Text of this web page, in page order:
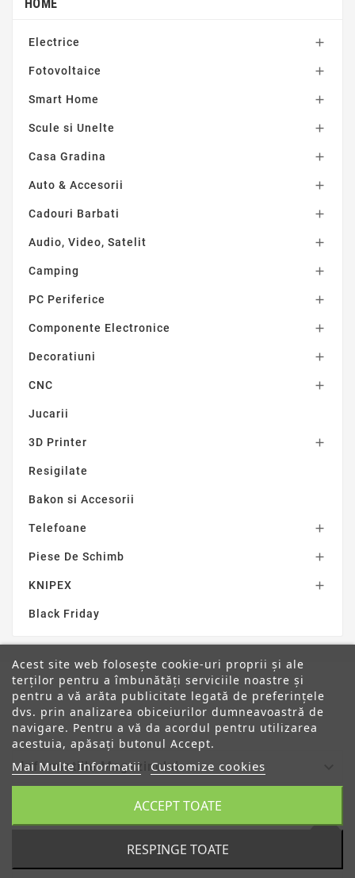
HOME
Electrice 
Fotovoltaice 
Smart Home 
Scule si Unelte 
Casa Gradina 
Auto & Accesorii 
Cadouri Barbati 
Audio, Video, Satelit 
Camping 
PC Periferice 
Componente Electronice 
Decoratiuni 
CNC 
Jucarii
3D Printer 
Resigilate
Bakon si Accesorii
Telefoane 
Piese De Schimb 
KNIPEX 
Black Friday
ANPC
Informatiile Magazinului
Acest site web folosește cookie-uri proprii și ale
terților pentru a îmbunătăți serviciile noastre și
pentru a vă arăta publicitate legată de preferințele
dvs. prin analizarea obiceiurilor dumneavoastră de
navigare. Pentru a vă da acordul pentru utilizarea
acestuia, apăsați butonul Accept.
Mai Multe Informatii Customize cookies
RESPINGE TOATE
ACCEPT TOATE